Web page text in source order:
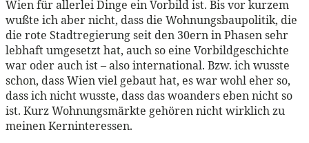
Wien für allerlei Dinge ein Vorbild ist. Bis vor kurzem
wußte ich aber nicht, dass die Wohnungsbaupolitik, die
die rote Stadtregierung seit den 30ern in Phasen sehr
lebhaft umgesetzt hat, auch so eine Vorbildgeschichte
war oder auch ist – also international. Bzw. ich wusste
schon, dass Wien viel gebaut hat, es war wohl eher so,
dass ich nicht wusste, dass das woanders eben nicht so
ist. Kurz Wohnungsmärkte gehören nicht wirklich zu
meinen Kerninteressen.